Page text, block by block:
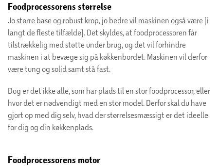
Foodprocessorens størrelse
Jo større base og robust krop, jo bedre vil maskinen også være (i
langt de fleste tilfælde). Det skyldes, at foodprocessoren får
tilstrækkelig med støtte under brug, og det vil forhindre
maskinen i at bevæge sig på køkkenbordet. Maskinen vil derfor
være tung og solid samt stå fast.
Dog er det ikke alle, som har plads til en stor foodprocessor, eller
hvor det er nødvendigt med en stor model. Derfor skal du have
gjort op med dig selv, hvad der størrelsesmæssigt er det ideelle
for dig og din køkkenplads.
Foodprocessorens motor